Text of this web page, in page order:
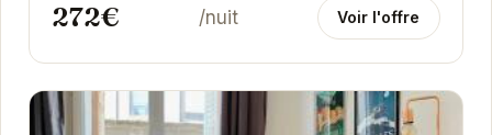
272€ /nuit Voir l'offre